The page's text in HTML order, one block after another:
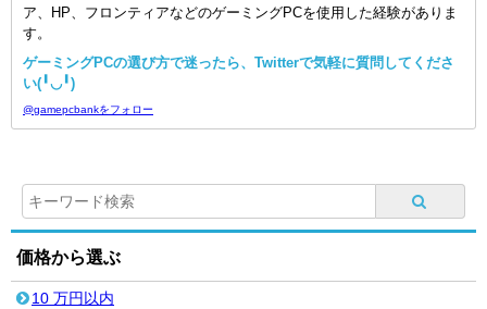
ア、HP、フロンティアなどのゲーミングPCを使用した経験がありま
す。
ゲーミングPCの選び方で迷ったら、Twitterで気軽に質問してくださ
い(╹◡╹)
@gamepcbankをフォロー
価格から選ぶ
10 万円以内